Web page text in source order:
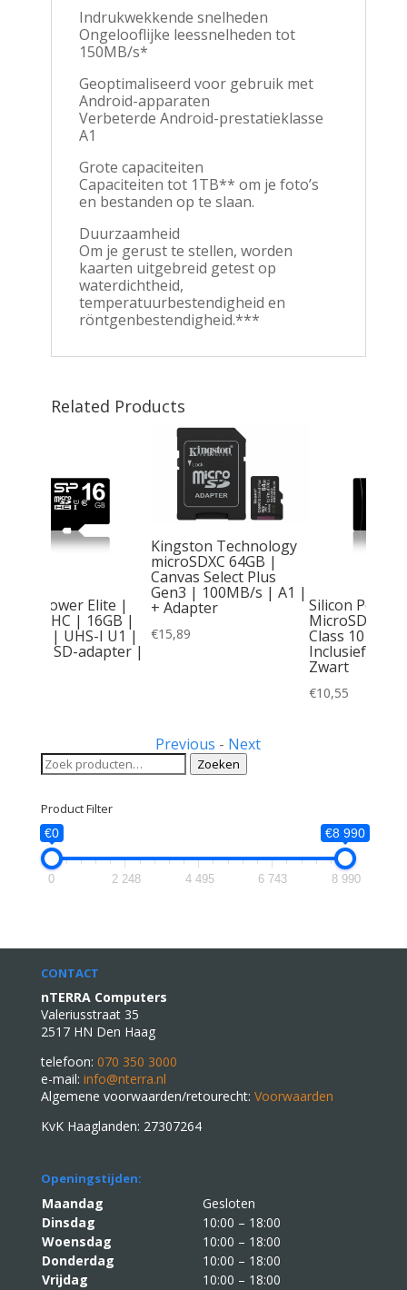
Indrukwekkende snelheden
Ongelooflijke leessnelheden tot
150MB/s*
Geoptimaliseerd voor gebruik met
Android-apparaten
Verbeterde Android-prestatieklasse
A1
Grote capaciteiten
Capaciteiten tot 1TB** om je foto’s
en bestanden op te slaan.
Duurzaamheid
Om je gerust te stellen, worden
kaarten uitgebreid getest op
waterdichtheid,
temperatuurbestendigheid en
röntgenbestendigheid.***
Related Products
Silicon Power Elite |
MicroSDHC | 16GB |
Class 10 | UHS-I U1 |
Inclusief SD-adapter |
Kingston Technology
microSDXC 64GB |
Canvas Select Plus
Gen3 | 100MB/s | A1 |
+ Adapter Silicon
Class
Previous - Next
Zoeken
naar:
Zoeken
Product Filter
€0 €8 990
0 2 248 4 495 6 743 8 990
CONTACT
nTERRA Computers
Valeriusstraat 35
2517 HN Den Haag
telefoon: 070 350 3000
e-mail: info@nterra.nl
Algemene voorwaarden/retourecht: Voorwaarden
KvK Haaglanden: 27307264
Openingstijden:
Maandag
Gesloten
Dinsdag
10:00 – 18:00
Woensdag
10:00 – 18:00
Donderdag
10:00 – 18:00
Vrijdag
10:00 – 18:00